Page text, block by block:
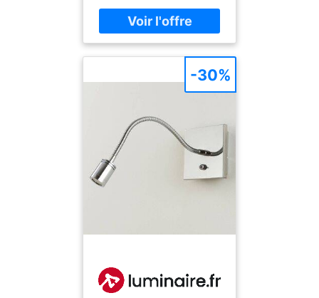
interrupteur est intégré et
les styles d'habitation
l'aspect de ce luminaire.
-30%